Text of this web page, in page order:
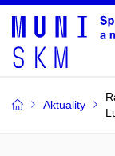
Aktuality